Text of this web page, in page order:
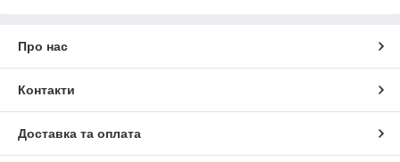
Про нас
Контакти
Доставка та оплата